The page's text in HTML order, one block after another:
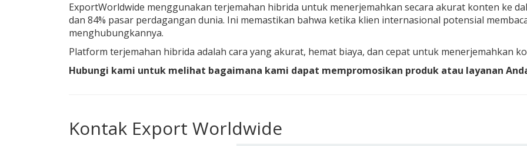
ExportWorldwide menggunakan terjemahan hibrida untuk menerjemahkan secara akurat konten ke
dan 84% pasar perdagangan dunia. Ini memastikan bahwa ketika klien internasional potensial
menghubungkannya.
Platform terjemahan hibrida adalah cara yang akurat, hemat biaya, dan cepat untuk menerjemahkan
Hubungi kami untuk melihat bagaimana kami dapat mempromosikan produk atau layanan
Kontak Export Worldwide